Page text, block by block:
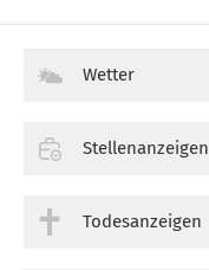
Wetter
Stellenanzeigen
Todesanzeigen